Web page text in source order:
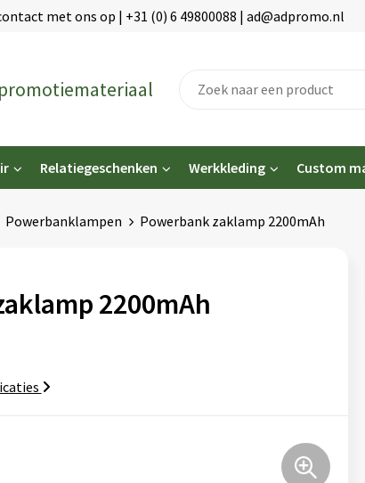
met ons op | +31 (0) 6 49800088 | ad@adpromo.nl
Relatiegeschenken Werkkleding Custom
Powerbanklampen Powerbank zaklamp 2200mAh
2200mAh